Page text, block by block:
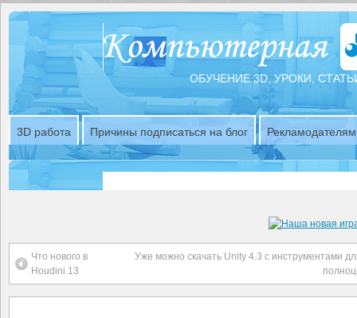
ОБУЧЕНИЕ 3D, УРОКИ,
3D работа Причины подписаться на блог Рекламодателям
Что нового в
Houdini 13
Уже можно скачать Unity 4.3 с инструментами